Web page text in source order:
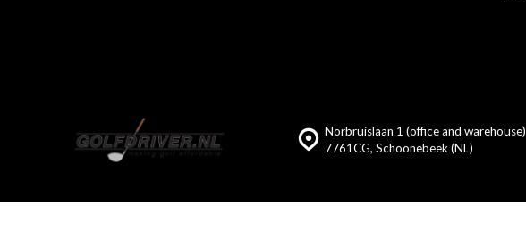
Norbruislaan 1 (office and warehouse)
7761CG, Schoonebeek (NL)